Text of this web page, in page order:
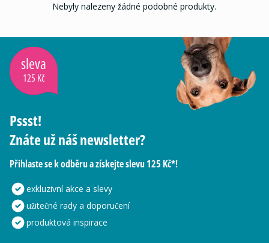
Nebyly nalezeny žádné podobné produkty.
sleva
125 Kč
Pssst!
Znáte už náš newsletter?
Přihlaste se k odběru a získejte slevu 125 Kč*!
exkluzivní akce a slevy
užitečné rady a doporučení
produktová inspirace